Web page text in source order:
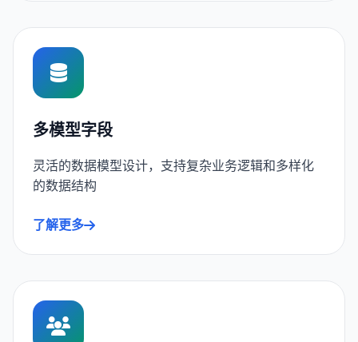
多模型字段
灵活的数据模型设计，支持复杂业务逻辑和多样化
的数据结构
了解更多